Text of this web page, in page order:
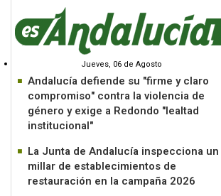
Jueves, 06 de Agosto
Andalucía defiende su "firme y claro
compromiso" contra la violencia de
género y exige a Redondo "lealtad
institucional"
La Junta de Andalucía inspecciona un
millar de establecimientos de
restauración en la campaña 2026